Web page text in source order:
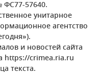
ФС77-57640.
унитарное
агентство
и новостей сайта
https://crimea.ria.ru
текста.